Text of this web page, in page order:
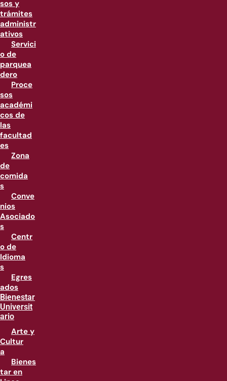
sos y
trámites
administr
ativos
Servici
o de
parquea
dero
Proce
sos
académi
cos de
las
facultad
es
Zona
de
comida
s
Conve
nios
Asociado
s
Centr
o de
Idioma
s
Egres
ados
Bienestar
Universit
ario
Arte y
Cultur
a
Bienes
tar en